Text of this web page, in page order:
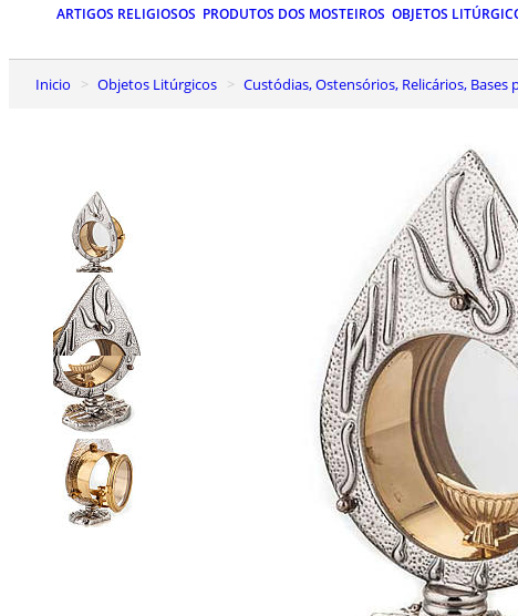
ARTIGOS RELIGIOSOS PRODUTOS DOS MOSTEIROS OBJETOS
Inicio Objetos Litúrgicos Custódias, Ostensórios, Relicários,